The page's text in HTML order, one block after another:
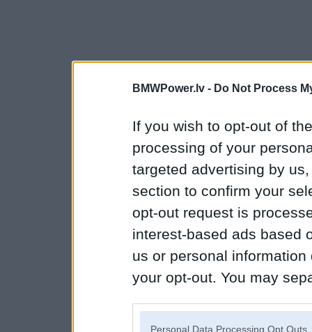
BMWPower.lv - Do Not Process
If you wish to opt-out of
processing of your
targeted advertising by
section to confirm your
opt-out request is
interest-based ads based
us or personal
your opt-out. You may
Personal Data Processing Opt Outs